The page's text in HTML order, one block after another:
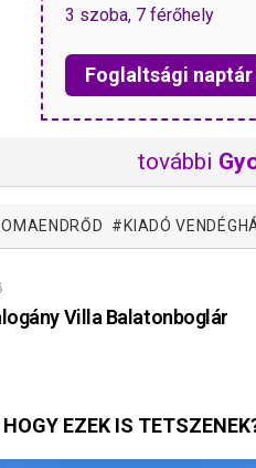
3 szoba, 7 férőhely
Foglaltsági
további
KIADÓ
Villa Balatonboglár
HOGY EZEK IS